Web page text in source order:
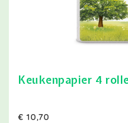
Keukenpapier 4
Prijs
€ 10,70